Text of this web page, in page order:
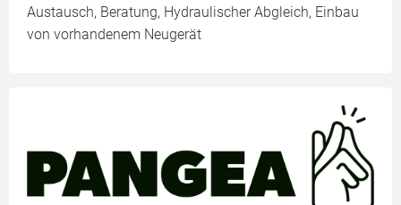
Austausch, Beratung, Hydraulischer Abgleich, Einbau
von vorhandenem Neugerät